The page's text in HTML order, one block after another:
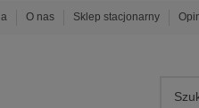
O nas Sklep stacjonarny